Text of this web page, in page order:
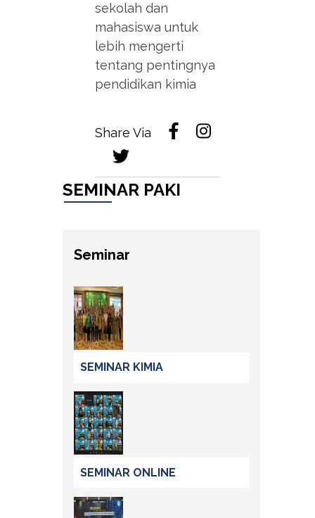
sekolah dan
mahasiswa untuk
lebih mengerti
tentang pentingnya
pendidikan kimia
Share Via
SEMINAR PAKI
Seminar
SEMINAR KIMIA
SEMINAR ONLINE